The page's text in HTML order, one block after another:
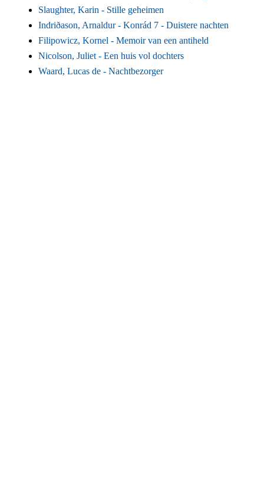
Slaughter, Karin - Stille geheimen
Indriðason, Arnaldur - Konrád 7 - Duistere nachten
Filipowicz, Kornel - Memoir van een antiheld
Nicolson, Juliet - Een huis vol dochters
Waard, Lucas de - Nachtbezorger